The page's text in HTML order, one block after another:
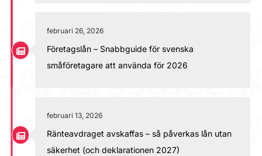
februari 26, 2026
Företagslån – Snabbguide för svenska
småföretagare att använda för 2026
februari 13, 2026
Ränteavdraget avskaffas – så påverkas lån utan
säkerhet (och deklarationen 2027)